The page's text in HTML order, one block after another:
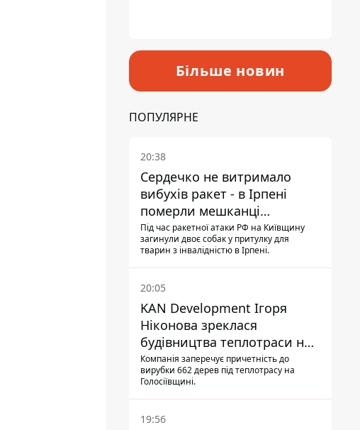
Більше новин
ПОПУЛЯРНЕ
20:38
Сердечко не витримало
вибухів ракет - в Ірпені
померли мешканці
притулку для собак з
інвалідністю
Під час ракетної атаки РФ на Київщину
загинули двоє собак у притулку для
тварин з інвалідністю в Ірпені.
20:05
KAN Development Ігоря
Ніконова зреклася
будівництва теплотраси на
Теремках
Компанія заперечує причетність до
вирубки 662 дерев під теплотрасу на
Голосіївщині.
19:56